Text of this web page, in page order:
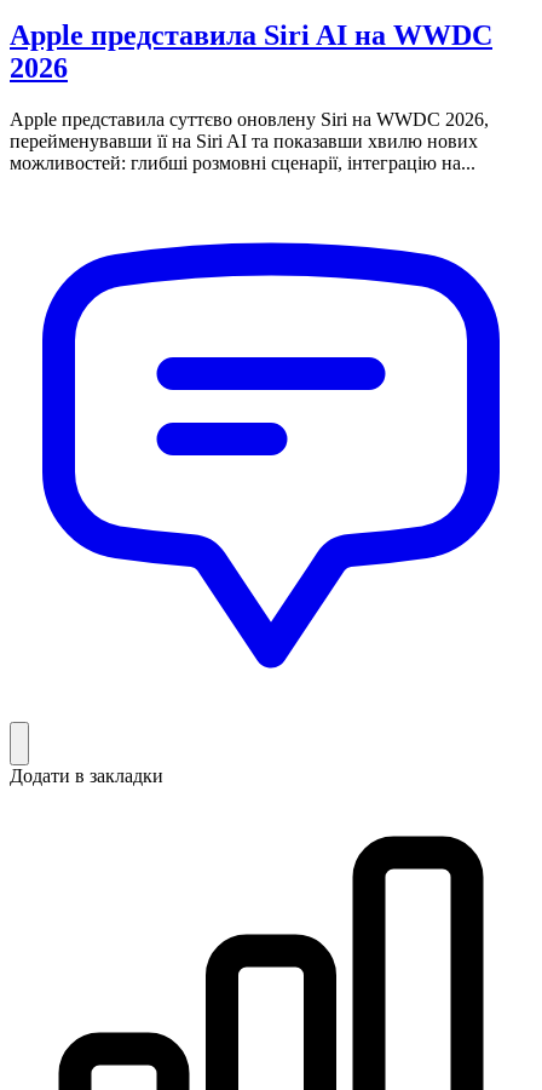
Apple представила Siri AI на WWDC
2026
Apple представила суттєво оновлену Siri на WWDC 2026,
перейменувавши її на Siri AI та показавши хвилю нових
можливостей: глибші розмовні сценарії, інтеграцію на...
Додати в закладки